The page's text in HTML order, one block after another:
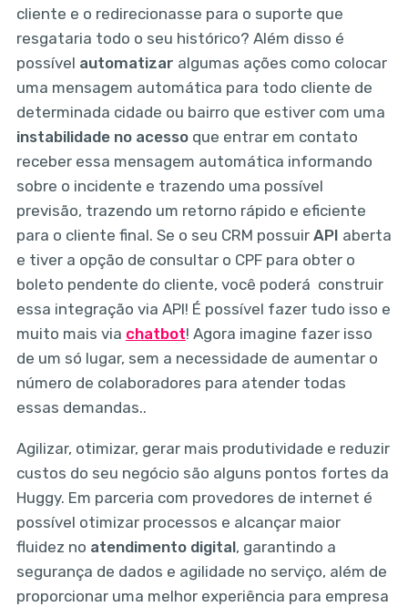
cliente e o redirecionasse para o suporte que
resgataria todo o seu histórico? Além disso é
possível automatizar algumas ações como colocar
uma mensagem automática para todo cliente de
determinada cidade ou bairro que estiver com uma
instabilidade no acessoque entrar em contato
receber essa mensagem automática informando
sobre o incidente e trazendo uma possível
previsão, trazendo um retorno rápido e eficiente
para o cliente final. Se o seu CRM possuir API aberta
e tiver a opção de consultar o CPF para obter o
boleto pendente do cliente, você poderá construir
essa integração via API! É possível fazer tudo isso e
muito mais via chatbot! Agora imagine fazer isso
de um só lugar, sem a necessidade de aumentar o
número de colaboradores para atender todas
essas demandas..
Agilizar, otimizar, gerar mais produtividade e reduzir
custos do seu negócio são alguns pontos fortes da
Huggy. Em parceria com provedores de internet é
possível otimizar processos e alcançar maior
fluidez no atendimento digital, garantindo a
segurança de dados e agilidade no serviço, além de
proporcionar uma melhor experiência para empresa